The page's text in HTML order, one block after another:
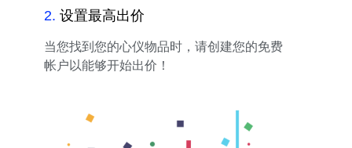
2. 设置最高出价
当您找到您的心仪物品时，请创建您的免费
帐户以能够开始出价！